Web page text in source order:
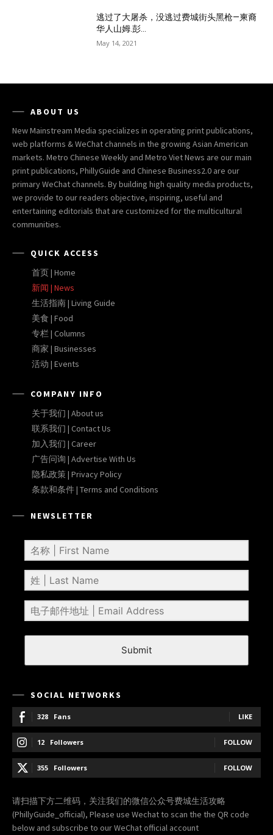
逃过了大屠杀，没逃过费城街头黑枪—柬裔
华人山姆.彭...
May 14, 2021
ABOUT US
New Mainstream Media specializes in operating print publications,
web platforms & WeChat channels in the growing Asian American
markets. Metro Chinese Weekly and Metro Viet News are our main
print publications, PhillyGuide and Chinese Business2.0 are our
primary WeChat channels. By building high quality media products,
we provide to our readers objective, inspiring, useful and
entertaining editorials that are customized for the multicultural
communities.
QUICK ACCESS
首页 | Home
新闻 | News
生活指南 | Living Guide
美食 | Food
专栏 | Columns
商家 | Businesses
活动 | Events
COMPANY INFO
关于我们 | About us
联系我们 | Contact Us
加入我们 | Career
广告问询 | Advertise With Us
隐私政策 | Privacy Policy
条款和条件 | Terms and Conditions
NEWSLETTER
Submit
SOCIAL NETWORKS
328 Fans LIKE
12 Followers FOLLOW
355 Followers FOLLOW
请扫描下方二维码，关注我们的微信公众号费城生活攻略
(PhillyGuide_official), Please use Wechat to scan the the QR code
below and subscribe to our WeChat official account